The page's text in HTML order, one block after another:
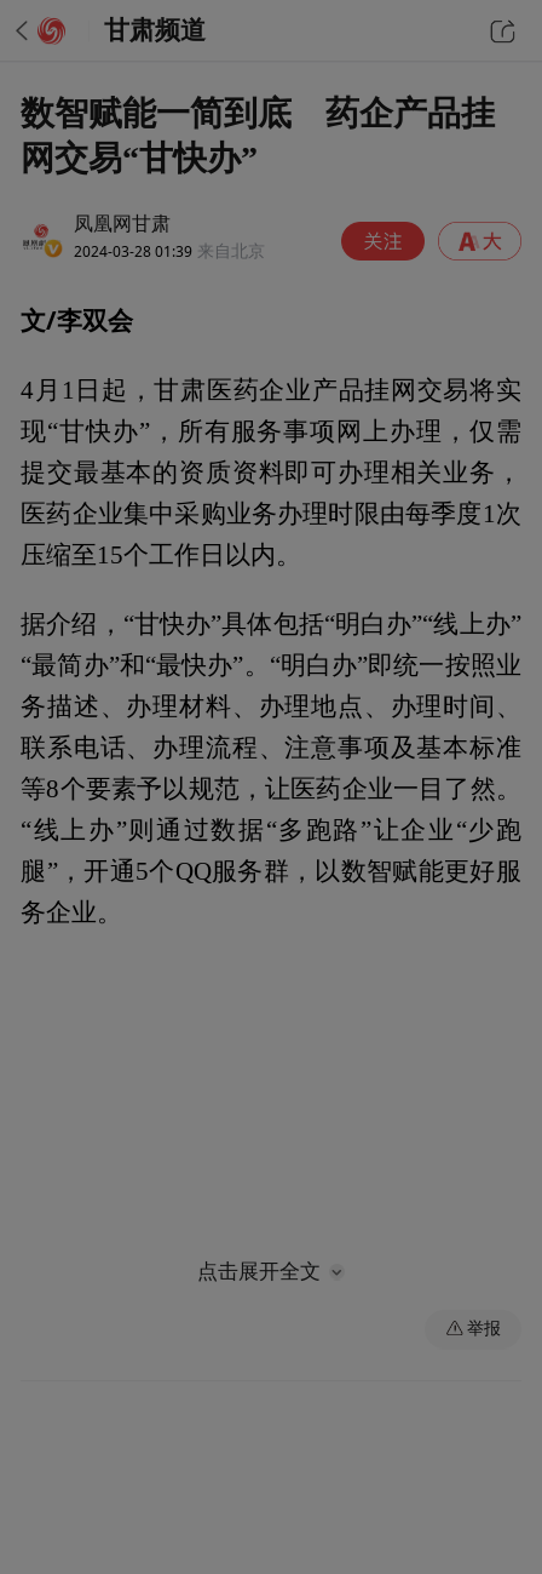
甘肃频道
数智赋能一简到底 药企产品挂
网交易“甘快办”
凤凰网甘肃
2024-03-28 01:39 来自北京
文/李双会
4月1日起，甘肃医药企业产品挂网交易将实
现“甘快办”，所有服务事项网上办理，仅需
提交最基本的资质资料即可办理相关业务，
医药企业集中采购业务办理时限由每季度1次
压缩至15个工作日以内。
据介绍，“甘快办”具体包括“明白办”“线上办”
“最简办”和“最快办”。“明白办”即统一按照业
务描述、办理材料、办理地点、办理时间、
联系电话、办理流程、注意事项及基本标准
等8个要素予以规范，让医药企业一目了然。
“线上办”则通过数据“多跑路”让企业“少跑
腿”，开通5个QQ服务群，以数智赋能更好服
务企业。
“最简办”是按照“最简必须”原则，医保公共
服务平台已有企业数据自动共享，数据表单
点击展开全文
举报